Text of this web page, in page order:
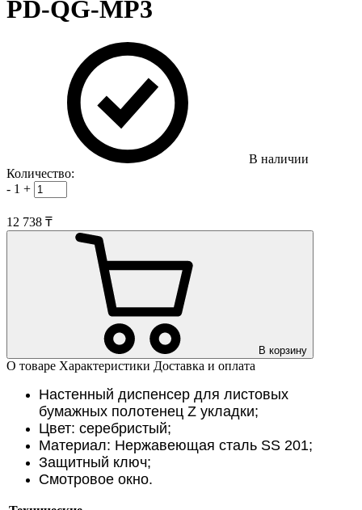
PD-QG-MP3
В наличии
Количество:
- 1 +
12 738 ₸
В корзину
О товаре Характеристики Доставка и оплата
Настенный диспенсер для листовых
бумажных полотенец Z укладки;
Цвет: серебристый;
Материал: Нержавеющая сталь SS 201;
Защитный ключ;
Смотровое окно.